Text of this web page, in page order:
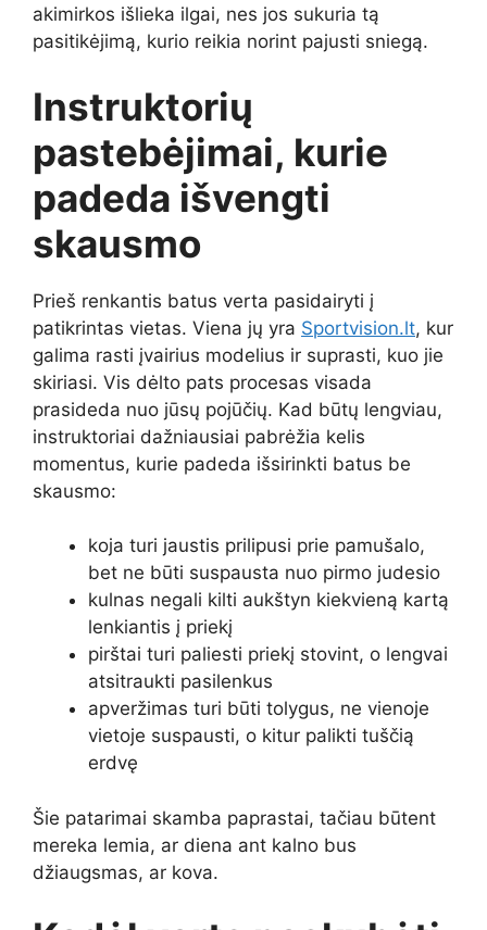
akimirkos išlieka ilgai, nes jos sukuria tą
pasitikėjimą, kurio reikia norint pajusti sniegą.
Instruktorių
pastebėjimai, kurie
padeda išvengti
skausmo
Prieš renkantis batus verta pasidairyti į
patikrintas vietas. Viena jų yra Sportvision.lt, kur
galima rasti įvairius modelius ir suprasti, kuo jie
skiriasi. Vis dėlto pats procesas visada
prasideda nuo jūsų pojūčių. Kad būtų lengviau,
instruktoriai dažniausiai pabrėžia kelis
momentus, kurie padeda išsirinkti batus be
skausmo:
koja turi jaustis prilipusi prie pamušalo,
bet ne būti suspausta nuo pirmo judesio
kulnas negali kilti aukštyn kiekvieną kartą
lenkiantis į priekį
pirštai turi paliesti priekį stovint, o lengvai
atsitraukti pasilenkus
apveržimas turi būti tolygus, ne vienoje
vietoje suspausti, o kitur palikti tuščią
erdvę
Šie patarimai skamba paprastai, tačiau būtent
mereka lemia, ar diena ant kalno bus
džiaugsmas, ar kova.